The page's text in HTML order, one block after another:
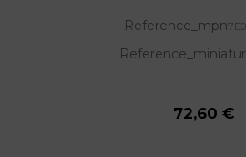
Reference_mpn
72,60 €